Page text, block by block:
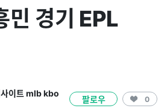
민 경기 EPL
사이트 mlb kbo
팔로우 0